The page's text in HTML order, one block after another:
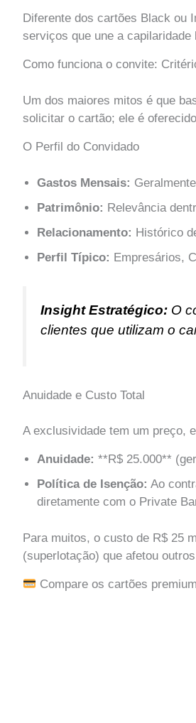
Diferente dos cartões Black ou
serviços que une a
Como funciona o convite:
Um dos maiores mitos é que
solicitar o cartão; ele é
O Perfil do Convidado
Gastos Mensais:
Patrimônio: Relevância
Relacionamento: Histórico
Perfil Típico: Empresários,
Insight Estratégico: O
clientes que utilizam o
Anuidade e Custo Total
A exclusividade tem um preço,
Anuidade: **R$ 25.000**
Política de Isenção: Ao
diretamente com o Private
Para muitos, o custo de R$ 25
(superlotação) que afetou
Compare os cartões